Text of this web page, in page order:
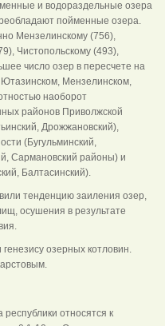
и водораздельные озера
пойменные озера.
Мензелинскому (756),
Чистопольскому (493),
число озер в пересчете на
Мензелинском,
наоборот
районов Приволжской
Дрожжановский),
(Бугульминский,
Сармановский районы) и
Балтасинский).
тенденцию заиления озер,
осушения в результате
озерных котловин.
относятся к